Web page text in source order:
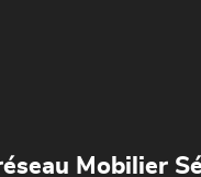
Mobilier